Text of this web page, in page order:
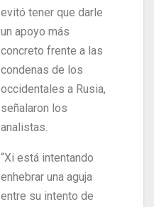
evitó tener que darle
un apoyo más
concreto frente a las
condenas de los
occidentales a Rusia,
señalaron los
analistas.
“Xi está intentando
enhebrar una aguja
entre su intento de